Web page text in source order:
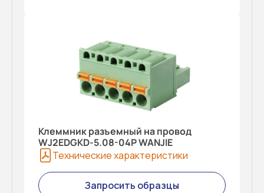
Клеммник разъемный на провод
WJ2EDGKD-5.08-04P WANJIE
Технические характеристики
Запросить образцы